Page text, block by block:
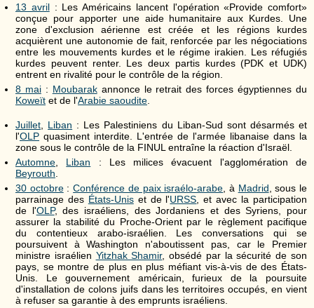
13 avril: Les Américains lancent l'opération «Provide comfort»
conçue pour apporter une aide humanitaire aux Kurdes. Une
zone d'exclusion aérienne est créée et les régions kurdes
acquièrent une autonomie de fait, renforcée par les négociations
entre les mouvements kurdes et le régime irakien. Les réfugiés
kurdes peuvent renter. Les deux partis kurdes (PDK et UDK)
entrent en rivalité pour le contrôle de la région.
8 mai: Moubarakannonce le retrait des forces égyptiennes du
Koweït et de l'Arabie saoudite
Juillet Liban : Les Palestiniens du Liban-Sud sont désarmés et
l'OLP quasiment interdite. L'entrée de l'armée libanaise dans la
zone sous le contrôle de la FINUL entraîne la réaction d'Israël.
Automne
Liban : Les milices évacuent l'agglomération de
Beyrouth
30 octobre:Conférence de paix israélo-arabe , à Madrid , sous le
parrainage des États-Uniset de l'URSS , et avec la participation
de l'OLP, des israéliens, des Jordaniens et des Syriens, pour
assurer la stabilité du Proche-Orient par le règlement pacifique
du contentieux arabo-israélien. Les conversations qui se
poursuivent à Washington n'aboutissent pas, car le Premier
ministre israélien Yitzhak Shamir, obsédé par la sécurité de son
pays, se montre de plus en plus méfiant vis-à-vis de des États-
Unis. Le gouvernement américain, furieux de la poursuite
d'installation de colons juifs dans les territoires occupés, en vient
à refuser sa garantie à des emprunts israéliens.